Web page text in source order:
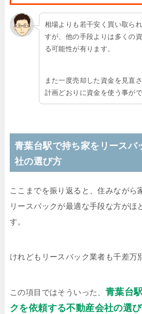
相場よりも若干安く買い取ら
すが、他の手段よりは多くの
る可能性が有ります。
また一度売却した資金を見直
計画どおりに資金を使う事がで
青葉台駅で持ち家をリースバ
社の選び方
ここまでを振り返ると、住みながら
リースバックが最適な手段な方がほ
す。
けれどもリースバック業者も千差万
この項目ではそういった、 青葉台
クを依頼する不動産会社の選